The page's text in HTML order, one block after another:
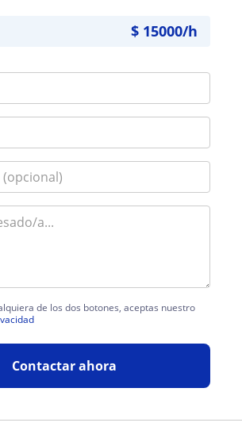
$ 15000/h
de los dos botones, aceptas nuestro
Contactar ahora